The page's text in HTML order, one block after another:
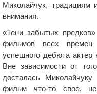
Миколайчук, традициям
внимания.
«Тени забытых
фильмов всех времен
успешного дебюта актер
Вне зависимости от
досталась
фильм что-то свое,